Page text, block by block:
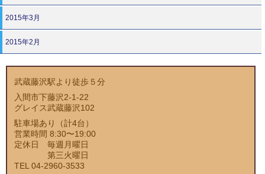
2015年3月
2015年2月
武蔵藤沢駅より徒歩５分
入間市下藤沢2-1-22
グレイス武蔵藤沢102
駐車場あり（計4台）
営業時間 8:30〜19:00
定休日 毎週月曜日
第三火曜日
TEL 04-2960-3533